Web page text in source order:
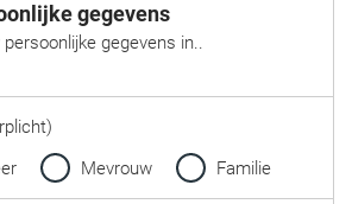
gegevens
gegevens in..
Mevrouw Familie